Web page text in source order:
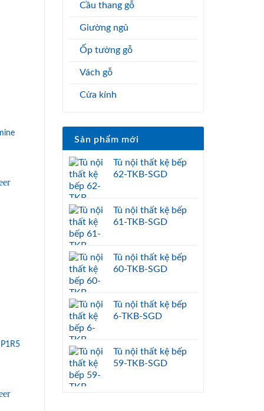
Cầu thang gỗ
Giường ngủ
Ốp tường gỗ
Vách gỗ
Cửa kính
Sản phẩm mới
Tủ nội thất kệ bếp
62-TKB-SGD
Tủ nội thất kệ bếp
61-TKB-SGD
Tủ nội thất kệ bếp
60-TKB-SGD
Tủ nội thất kệ bếp
6-TKB-SGD
Tủ nội thất kệ bếp
59-TKB-SGD